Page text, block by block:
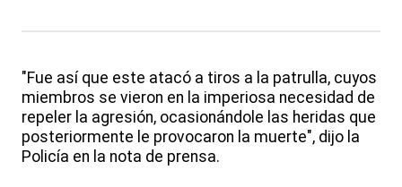
"Fue así que este atacó a tiros a la patrulla, cuyos
miembros se vieron en la imperiosa necesidad de
repeler la agresión, ocasionándole las heridas que
posteriormente le provocaron la muerte", dijo la
Policía en la nota de prensa.